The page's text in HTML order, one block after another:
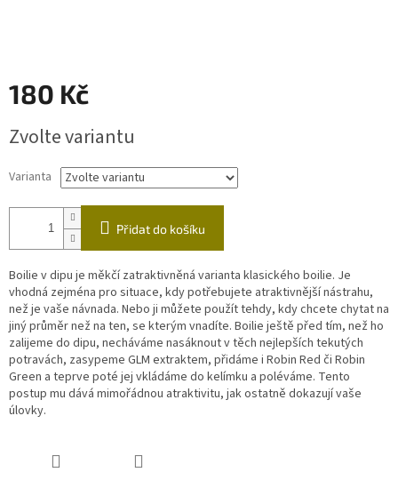
180 Kč
cena:
Zvolte variantu
Varianta
Přidat do košíku
Boilie v dipu je měkčí zatraktivněná varianta klasického boilie. Je
vhodná zejména pro situace, kdy potřebujete atraktivnější nástrahu,
než je vaše návnada. Nebo ji můžete použít tehdy, kdy chcete chytat na
jiný průměr než na ten, se kterým vnadíte. Boilie ještě před tím, než ho
zalijeme do dipu, necháváme nasáknout v těch nejlepších tekutých
potravách, zasypeme GLM extraktem, přidáme i Robin Red či Robin
Green a teprve poté jej vkládáme do kelímku a poléváme. Tento
postup mu dává mimořádnou atraktivitu, jak ostatně dokazují vaše
úlovky.